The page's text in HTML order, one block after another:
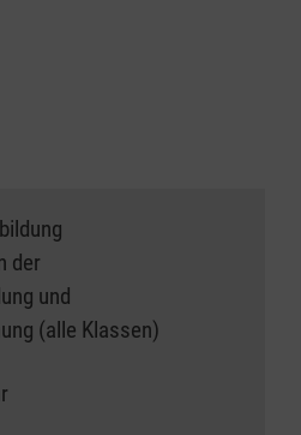
der
und
(alle Klassen)